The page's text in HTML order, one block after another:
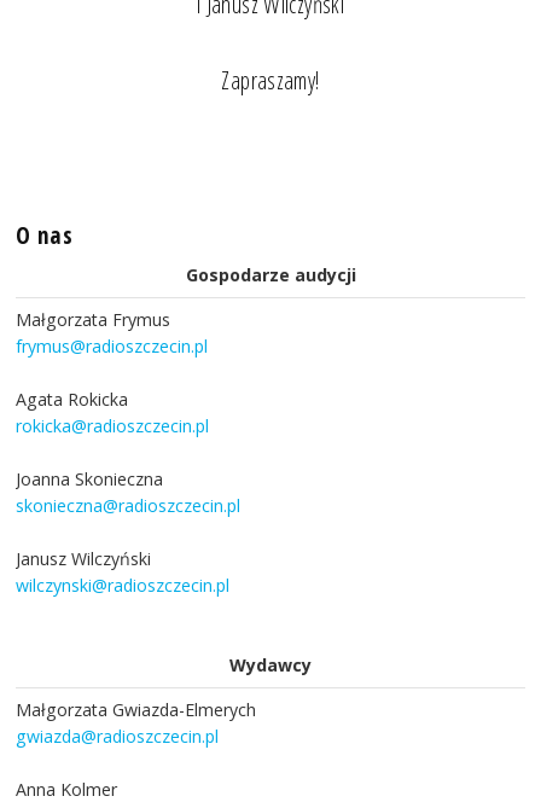
Zapraszamy!
O nas
Gospodarze audycji
Małgorzata Frymus
frymus@radioszczecin.pl
Agata Rokicka
rokicka@radioszczecin.pl
Joanna Skonieczna
skonieczna@radioszczecin.pl
Janusz Wilczyński
wilczynski@radioszczecin.pl
Wydawcy
Małgorzata Gwiazda-Elmerych
gwiazda@radioszczecin.pl
Anna Kolmer